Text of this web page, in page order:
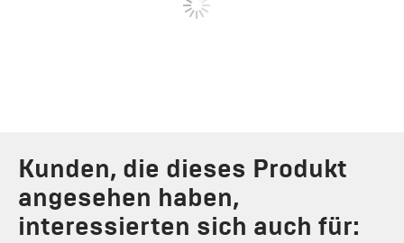
Kunden, die dieses Produkt
angesehen haben,
interessierten sich auch für: